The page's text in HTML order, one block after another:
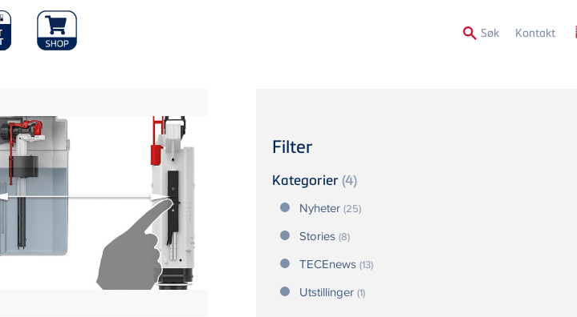
Søk Kontakt
Filter
Kategorier (4)
Nyheter (25)
Stories (8)
TECEnews (13)
Utstillinger (1)